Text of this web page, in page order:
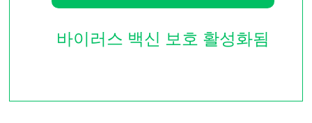
바이러스 백신 보호 활성화됨